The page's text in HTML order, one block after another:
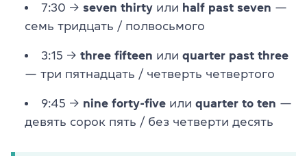
7:30 → seven thirty или half past seven —
семь тридцать / полвосьмого
3:15 → three fifteen или quarter past three
— три пятнадцать / четверть четвертого
9:45 → nine forty-five или quarter to ten —
девять сорок пять / без четверти десять